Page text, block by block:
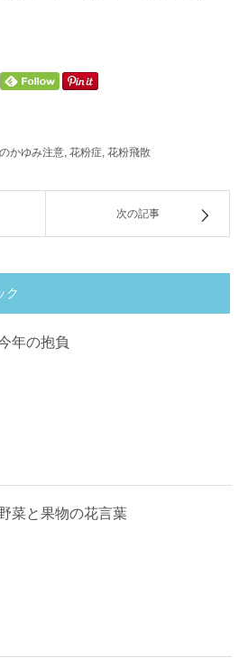
かゆみ注意, 花粉症, 花粉飛散
次の記事
ク
年の抱負
菜と果物の花言葉